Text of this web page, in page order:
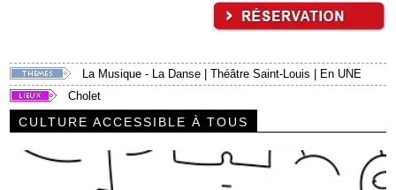
La Musique - La Danse |Théâtre Saint-Louis
En UNE
Cholet
CULTURE ACCESSIBLE À TOUS